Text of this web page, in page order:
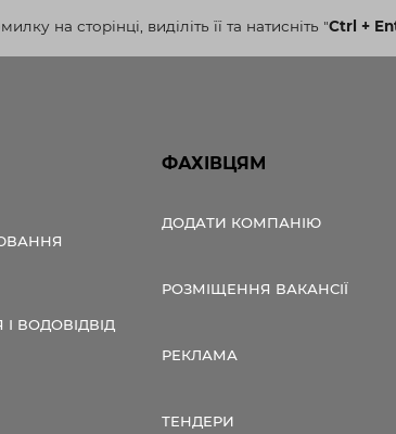
на сторінці, виділіть її та натисніть "Ctrl +
ВОДОВІДВІД
ФАХІВЦЯМ
ДОДАТИ КОМПАНІЮ
РОЗМІЩЕННЯ ВАКАНСІЇ
РЕКЛАМА
ТЕНДЕРИ